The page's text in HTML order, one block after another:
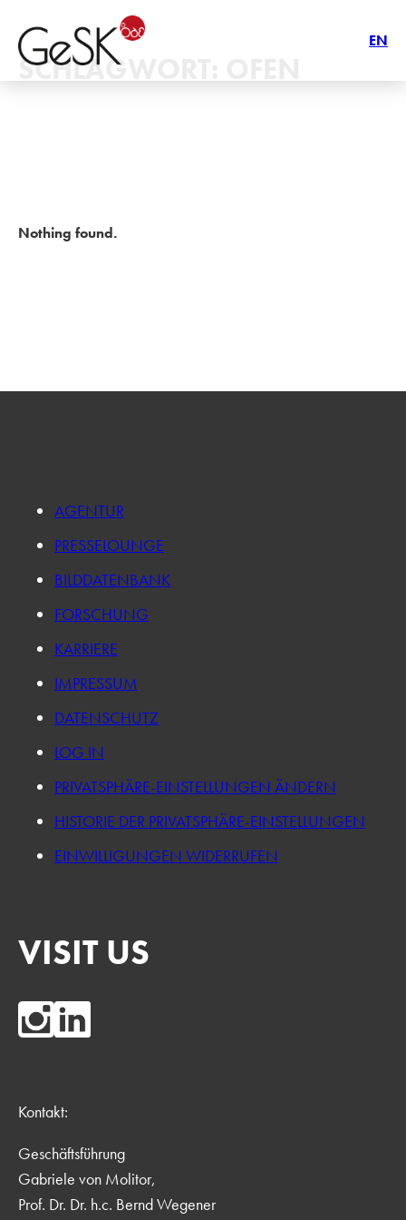
EN
SCHLAGWORT:
Nothing found.
AGENTUR
PRESSELOUNGE
BILDDATENBANK
FORSCHUNG
KARRIERE
IMPRESSUM
DATENSCHUTZ
LOG IN
PRIVATSPHÄRE-EINSTELLUNGEN ÄNDERN
HISTORIE DER PRIVATSPHÄRE-EINSTELLUNGEN
EINWILLIGUNGEN WIDERRUFEN
VISIT US
Kontakt:
Geschäftsführung
Gabriele von Molitor,
Prof. Dr. Dr. h.c. Bernd Wegener